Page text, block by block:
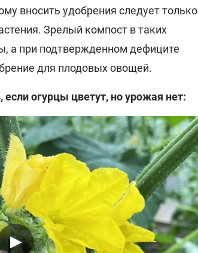
вносить удобрения следует только
Зрелый компост в таких
а при подтвержденном дефиците
для плодовых овощей.
огурцы цветут, но урожая нет: